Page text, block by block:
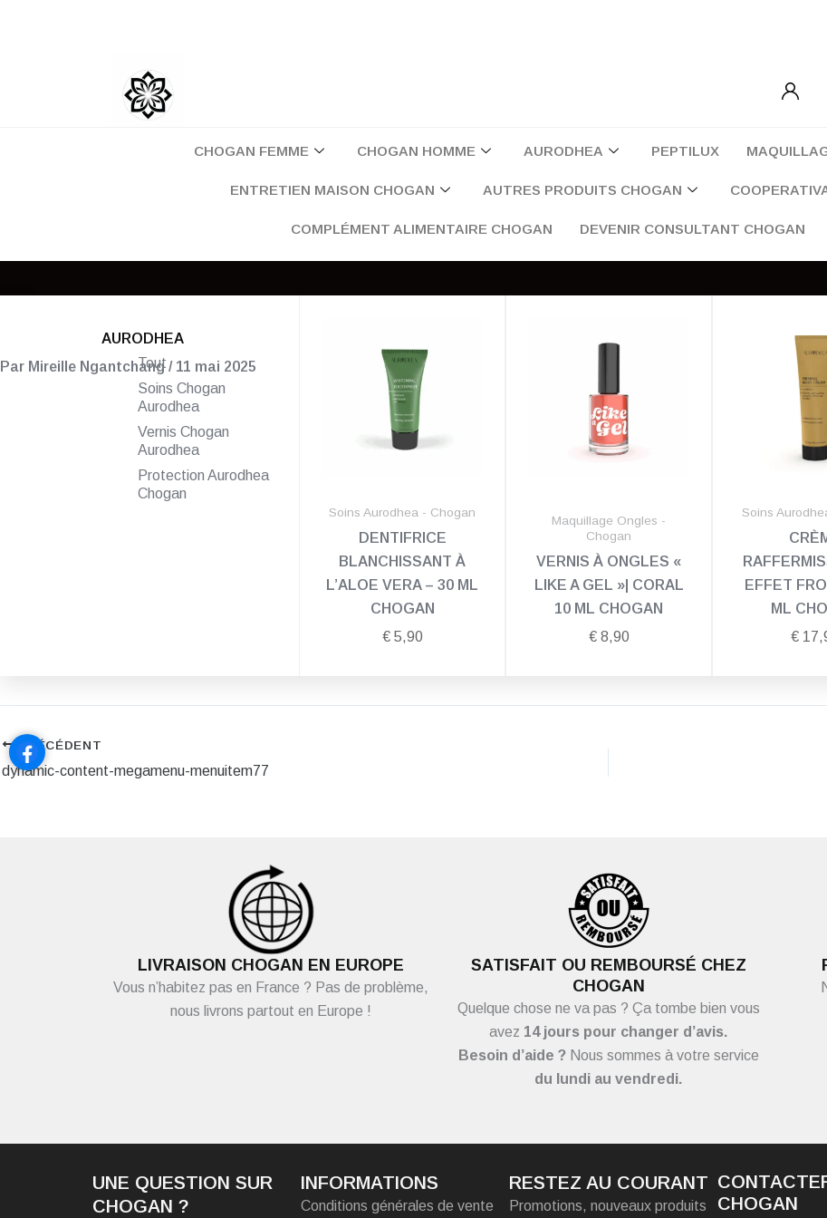
CHOGAN FEMME CHOGAN HOMME AURODHEA PEPTILUX
ENTRETIEN MAISON CHOGAN AUTRES PRODUITS CHOGAN
COMPLÉMENT ALIMENTAIRE CHOGAN DEVENIR CONSULTANT CHOGAN
Par Mireille Ngantchang/ 11 mai 2025
AURODHEA
Tout
Soins Chogan
Aurodhea
Vernis Chogan
Aurodhea
Protection Aurodhea
Chogan
Soins Aurodhea - Chogan
DENTIFRICE
BLANCHISSANT À
L’ALOE VERA – 30 ML
CHOGAN
€5,90
Maquillage Ongles -
Chogan
VERNIS À ONGLES «
LIKE A GEL »| CORAL
10 ML CHOGAN
€8,90
Soins
EFFET
ML
€
PRÉCÉDENT
dynamic-content-megamenu-menuitem77
LIVRAISON CHOGAN EN EUROPE
Vous n’habitez pas en France ? Pas de problème,
nous livrons partout en Europe !
SATISFAIT OU REMBOURSÉ CHEZ
CHOGAN
Quelque chose ne va pas ? Ça tombe bien vous
avez 14 jours pour changer d’avis.
Besoin d’aide ?Nous sommes à votre service
du lundi au vendredi.
UNE QUESTION SUR
CHOGAN ?
INFORMATIONS
Conditions générales de vente
RESTEZ AU COURANT
Promotions, nouveaux produits
CHOGAN